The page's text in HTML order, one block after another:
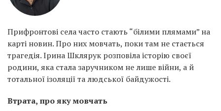
Прифронтові села часто стають “білими плямами” на
карті новин. Про них мовчать, поки там не стається
трагедія. Ірина Шклярук розповіла історію своєї
родини, яка стала заручником не лише війни, а й
тотальної ізоляції та людської байдужості.
Втрата, про яку мовчать